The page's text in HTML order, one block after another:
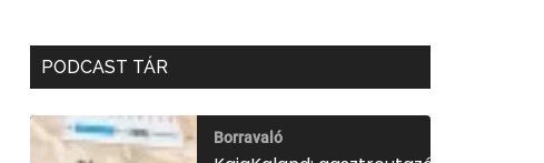
PODCAST TÁR
Borravaló